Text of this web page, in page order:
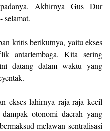
Akhirnya Gus Dur
selamat.
kritis berikutnya, yaitu ekses
antarlembaga. Kita sering
datang dalam waktu yang
ekses lahirnya raja-raja kecil
otonomi daerah yang
melawan sentralisasi